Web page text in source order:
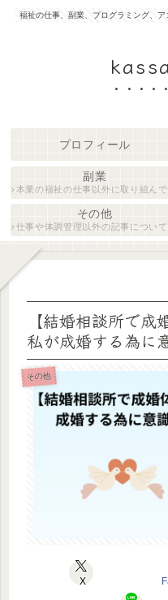
福祉の仕事、副業、プログラミング、
プロフィール
副業
本業の福祉の仕事以外に取り組んでいる仕事について紹介します。
その他
仕事や体調管理以外の記事について執筆しています。
【結婚相談所で
私が成婚する為に
その他
X